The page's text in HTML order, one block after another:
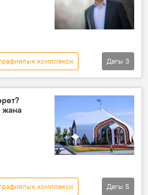
комплекси
Дагы 3
жана
комплекси
Дагы 5